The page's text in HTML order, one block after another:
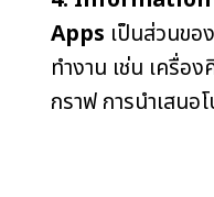
Apps เป็นส่วนขอ
ทำงาน เช่น เครื่อ
กราฟ การนำเสนอ